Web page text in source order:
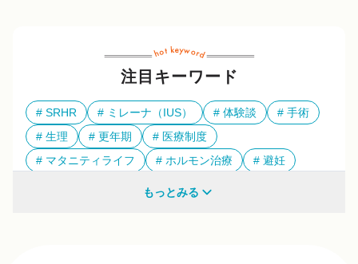
注目キーワード
SRHR ミレーナ（IUS） 体験談
手術
生理
更年期
医療制度
マタニティライフ
ホルモン治療
避妊
もっとみる